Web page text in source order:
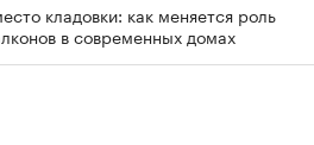
кладовки: как меняется роль
в современных домах